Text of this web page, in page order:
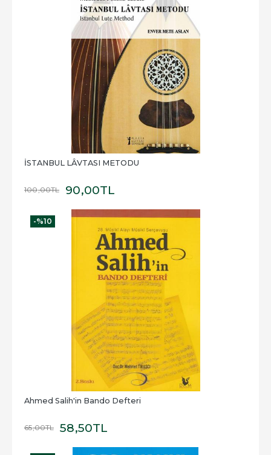
İSTANBUL LÂVTASI METODU
100,00TL 90,00TL
-%10
Ahmed Salih'in Bando Defteri
65,00TL 58,50TL